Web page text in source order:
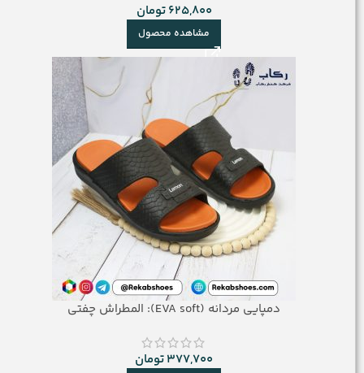
625,800تومان
مشاهده محصول
دمپایی مردانه (EVA soft): المطراش چفتی
377,700تومان